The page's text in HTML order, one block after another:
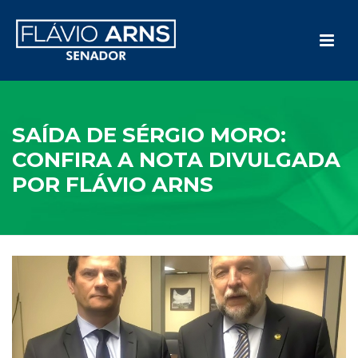
SAÍDA DE SÉRGIO MORO:
CONFIRA A NOTA DIVULGADA
POR FLÁVIO ARNS